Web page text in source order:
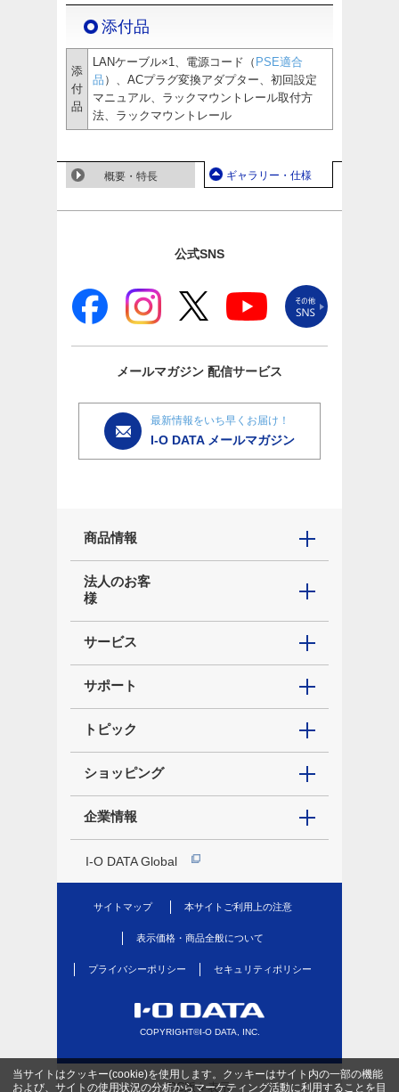
添付品
添
付
品
LANケーブル×1、電源コード（ PSE適合
品 ）、ACプラグ変換アダプター、初回設定
マニュアル、ラックマウントレール取付方
法、ラックマウントレール
概要・特長 ギャラリー・仕様
公式SNS
メールマガジン 配信サービス
最新情報をいち早くお届け！
I-O DATA メールマガジン
商品情報
法人のお客
様
サービス
サポート
トピック
ショッピング
企業情報
I-O DATA Global
サイトマップ 本サイトご利用上の注意
表示価格・商品全般について
プライバシーポリシー セキュリティポリシー
COPYRIGHT©I-O DATA, INC.
当サイトはクッキー(cookie)を使用します。クッキーはサイト内の一部の機能
および、サイトの使用状況の分析からマーケティング活動に利用することを目
PC版を表示